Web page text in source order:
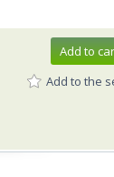
Add to
Add to the